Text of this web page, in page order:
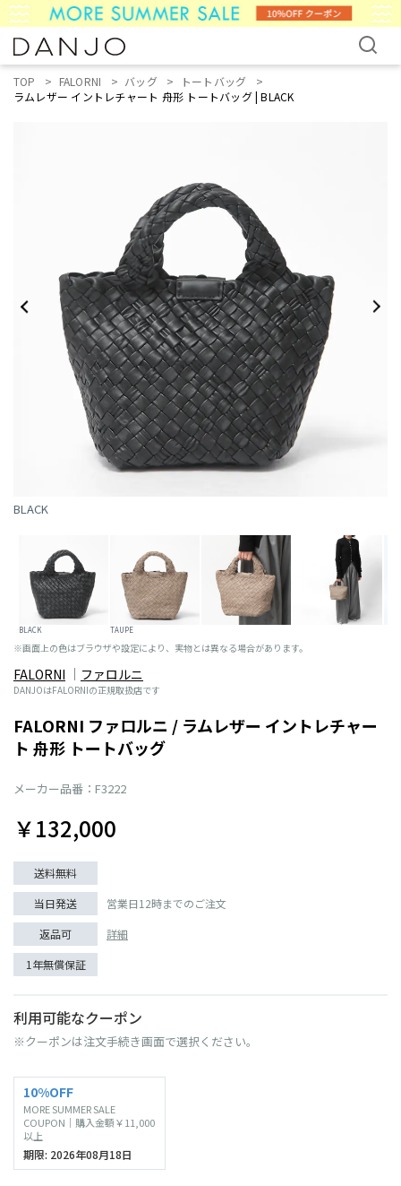
TOP FALORNI バッグ
トートバッグ
ラムレザー イントレチャート 舟形 トートバッグ | BLACK
BLACK
BLACK TAUPE
※画面上の色はブラウザや設定により、実物とは異なる場合があります。
FALORNI ファロルニ
DANJOはFALORNIの正規取扱店です
FALORNI ファロルニ / ラムレザー イントレチャー
ト 舟形 トートバッグ
メーカー品番：F3222
￥132,000
送料無料
当日発送
営業日12時までのご注文
返品可
詳細
1年無償保証
利用可能なクーポン
※クーポンは注文手続き画面で選択ください。
10%OFF
MORE SUMMER SALE
COUPON｜購入金額￥11,000
以上
期限: 2026年08月18日